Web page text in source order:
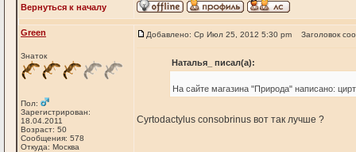
Вернуться к началу
Green
Знаток
Пол:
Зарегистрирован:
18.04.2011
Возраст: 50
Сообщения: 578
Откуда: Москва
Добавлено: Ср Июл 25, 2012 5:30 pm Заголовок
Наталья_ писал(а):
На сайте магазина "Природа" написано:
Cyrtodactylus consobrinus вот так лучше ?